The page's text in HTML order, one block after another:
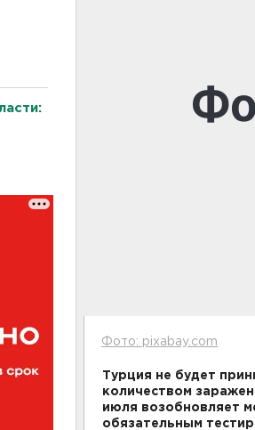
Фото: pixabay.com
Турция не будет
количеством
июля возобновляет
обязательным